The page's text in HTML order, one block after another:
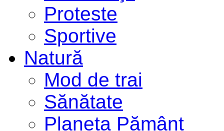
Proteste
Sportive
Natură
Mod de trai
Sănătate
Planeta Pământ